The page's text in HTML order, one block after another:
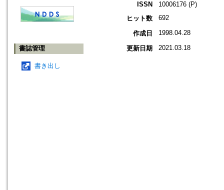
書誌管理
書き出し
ISSN
10006176 (P)
ヒット数
692
作成日 1998.04.28
更新日期 2021.03.18